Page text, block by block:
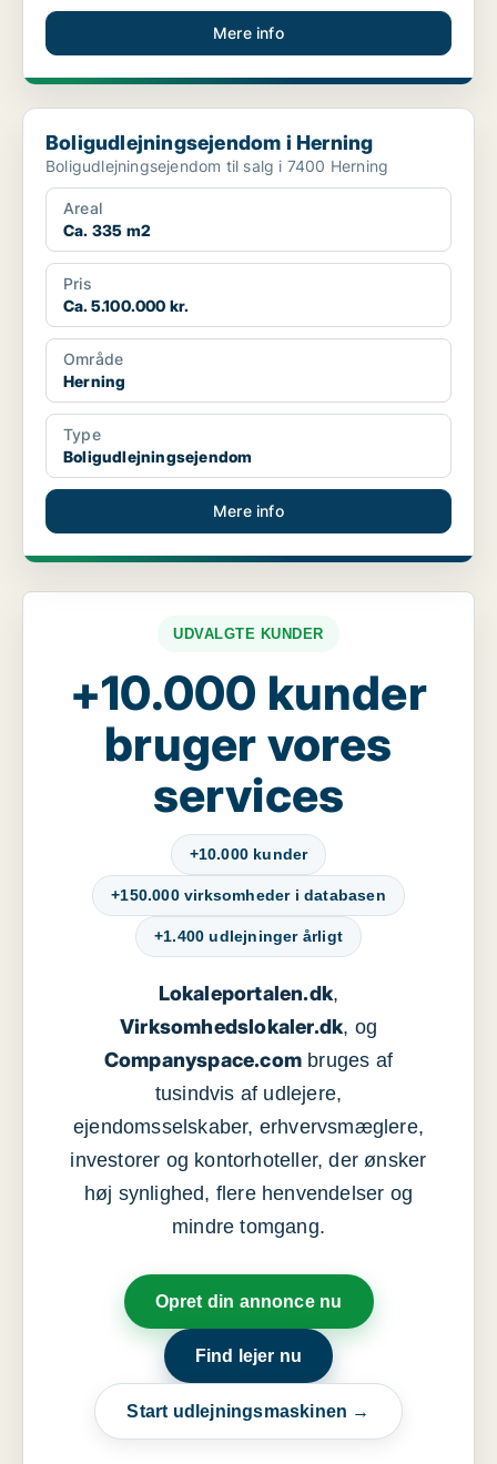
Mere info
Boligudlejningsejendom i Herning
Boligudlejningsejendom i Herning
Boligudlejningsejendom til salg i 7400 Herning
Areal
Ca. 335 m2
Pris
Ca. 5.100.000 kr.
Område
Herning
Type
Boligudlejningsejendom
Mere info
UDVALGTE KUNDER
+10.000 kunder
bruger vores
services
+10.000 kunder
+150.000 virksomheder i databasen
+1.400 udlejninger årligt
Lokaleportalen.dk,
Virksomhedslokaler.dk, og
Companyspace.com bruges af
tusindvis af udlejere,
ejendomsselskaber, erhvervsmæglere,
investorer og kontorhoteller, der ønsker
høj synlighed, flere henvendelser og
mindre tomgang.
Opret din annonce nu
Find lejer nu
Start udlejningsmaskinen →